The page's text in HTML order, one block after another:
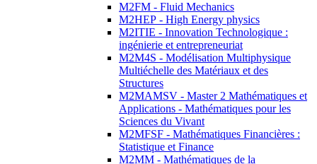
M2FM - Fluid Mechanics
M2HEP - High Energy physics
M2ITIE - Innovation Technologique :
ingénierie et entrepreneuriat
M2M4S - Modélisation Multiphysique
Multiéchelle des Matériaux et des
Structures
M2MAMSV - Master 2 Mathématiques et
Applications - Mathématiques pour les
Sciences du Vivant
M2MFSF - Mathématiques Financières :
Statistique et Finance
M2MM - Mathématiques de la